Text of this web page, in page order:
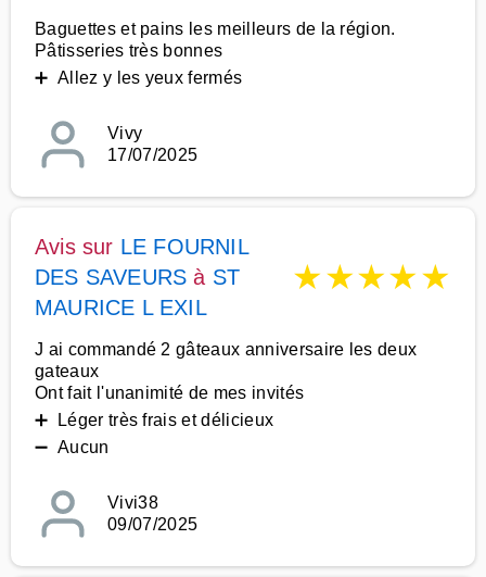
Baguettes et pains les meilleurs de la région.
Pâtisseries très bonnes
➕ Allez y les yeux fermés
Vivy
17/07/2025
Avis sur LE FOURNIL
DES SAVEURS à ST
MAURICE L EXIL
★★★★★
J ai commandé 2 gâteaux anniversaire les deux
gateaux
Ont fait l'unanimité de mes invités
➕ Léger très frais et délicieux
➖ Aucun
Vivi38
09/07/2025